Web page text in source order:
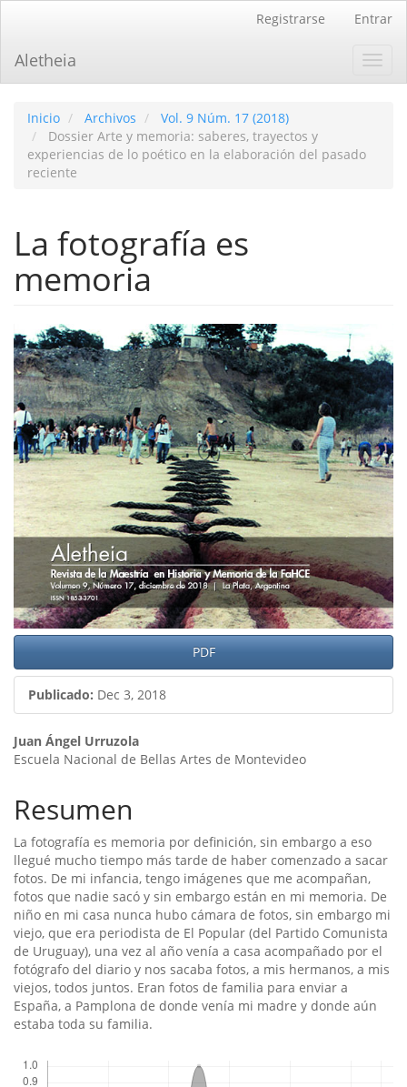
principal
Barra
Registrarse Entrar
Aletheia
Inicio Archivos
Vol. 9 Núm. 17 (2018)
Dossier Arte y memoria: saberes, trayectos y
experiencias de lo poético en la elaboración del pasado
reciente
La fotografí­a es
memoria
Barra
lateral
del
artículo
PDF
Publicado: Dec 3, 2018
Contenido
principal
del
artículo
Juan Ángel Urruzola
Escuela Nacional de Bellas Artes de Montevideo
Resumen
La fotografí­a es memoria por definición, sin embargo a eso
llegué mucho tiempo más tarde de haber comenzado a sacar
fotos. De mi infancia, tengo imágenes que me acompañan,
fotos que nadie sacó y sin embargo están en mi memoria. De
niño en mi casa nunca hubo cámara de fotos, sin embargo mi
viejo, que era periodista de El Popular (del Partido Comunista
de Uruguay), una vez al año vení­a a casa acompañado por el
fotógrafo del diario y nos sacaba fotos, a mis hermanos, a mis
viejos, todos juntos. Eran fotos de familia para enviar a
España, a Pamplona de donde vení­a mi madre y donde aún
estaba toda su familia.